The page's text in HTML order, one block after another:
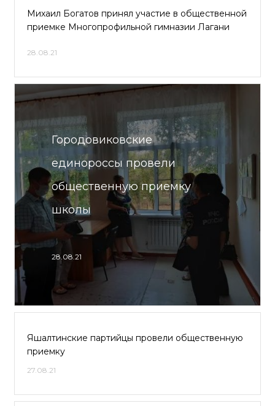
Михаил Богатов принял участие в общественной
приемке Многопрофильной гимназии Лагани
28.08.21
Городовиковские
единороссы провели
общественную приемку
школы
28.08.21
Яшалтинские партийцы провели общественную
приемку
27.08.21